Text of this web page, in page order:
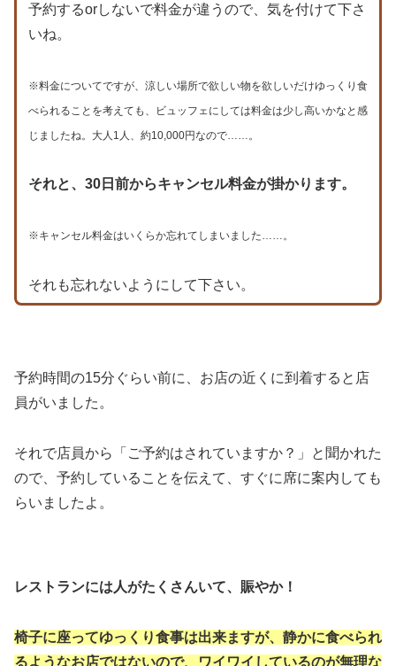
予約するorしないで料金が違うので、気を付けて下さ
いね。
※料金についてですが、涼しい場所で欲しい物を欲しいだけゆっくり食
べられることを考えても、ビュッフェにしては料金は少し高いかなと感
じましたね。大人1人、約10,000円なので……。
それと、30日前からキャンセル料金が掛かります。
※キャンセル料金はいくらか忘れてしまいました……。
それも忘れないようにして下さい。
予約時間の15分ぐらい前に、お店の近くに到着すると店
員がいました。
それで店員から「ご予約はされていますか？」と聞かれた
ので、予約していることを伝えて、すぐに席に案内しても
らいましたよ。
レストランには人がたくさんいて、賑やか！
椅子に座ってゆっくり食事は出来ますが、静かに食べられ
るようなお店ではないので、ワイワイしているのが無理な